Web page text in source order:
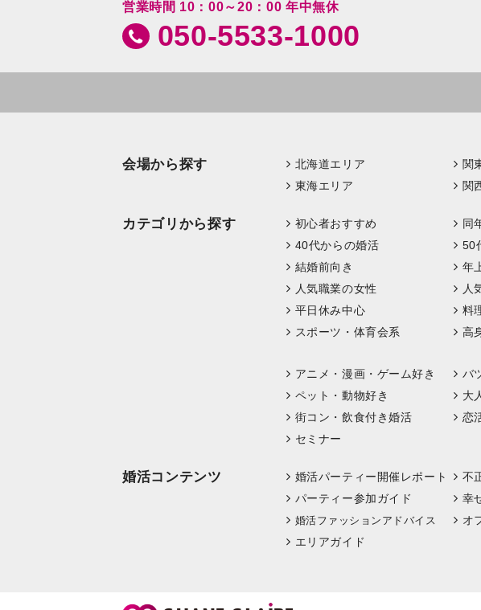
営業時間 10：00～20：00 年中無休
050-5533-1000
会場から探す 北海道エリア 関
東海エリア
関
カテゴリから探す 初心者おすすめ 同
40代からの婚活
50
結婚前向き
年
人気職業の女性
人
平日休み中心
料
スポーツ・体育会系
高
アニメ・漫画・ゲーム好き
バ
ペット・動物好き
大
街コン・飲食付き婚活
恋
セミナー
婚活コンテンツ 婚活パーティー開催レポート 不
パーティー参加ガイド
幸
婚活ファッションアドバイス オ
エリアガイド